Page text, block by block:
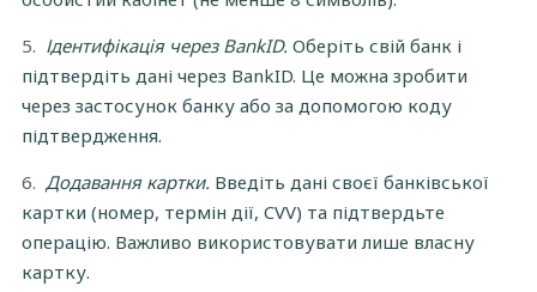
Ідентифікація через BankID. Оберіть свій банк і
підтвердіть дані через BankID. Це можна зробити
через застосунок банку або за допомогою коду
підтвердження.
Додавання картки. Введіть дані своєї банківської
картки (номер, термін дії, CVV) та підтвердьте
операцію. Важливо використовувати лише власну
картку.